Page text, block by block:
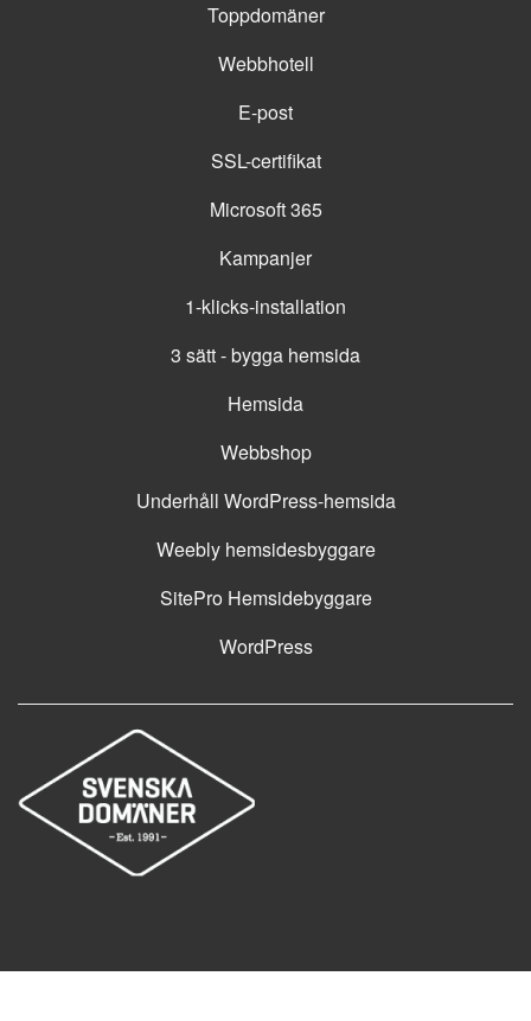
Toppdomäner
Webbhotell
E-post
SSL-certifikat
Microsoft 365
Kampanjer
1-klicks-installation
3 sätt - bygga hemsida
Hemsida
Webbshop
Underhåll WordPress-hemsida
Weebly hemsidesbyggare
SitePro Hemsidebyggare
WordPress